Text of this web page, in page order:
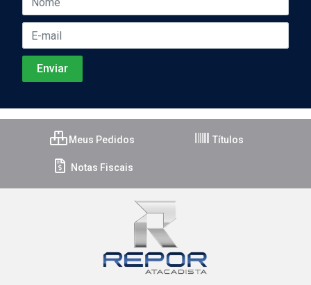
Meus Pedidos Títulos
Notas Fiscais